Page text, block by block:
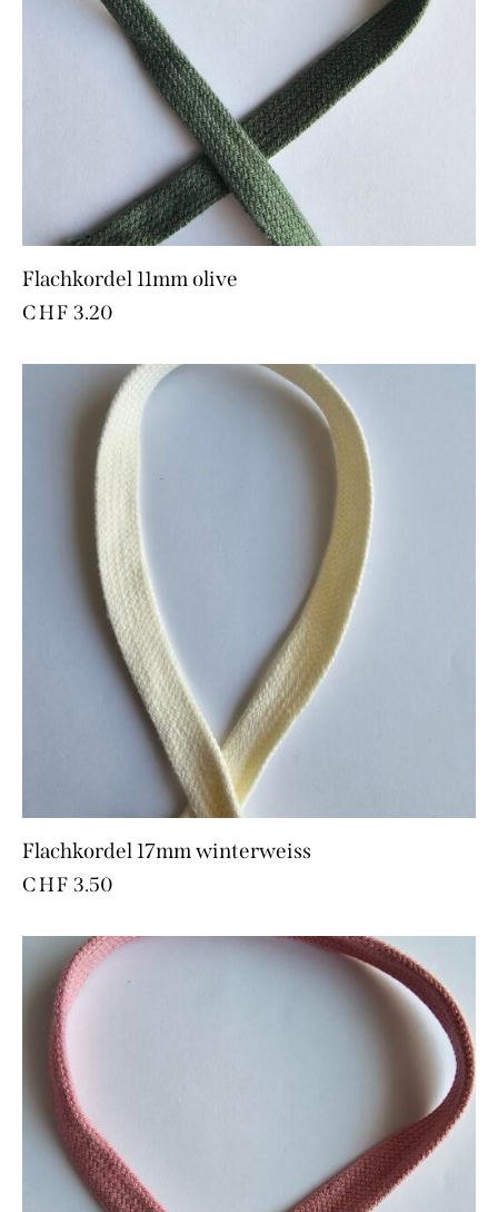
Flachkordel 11mm olive
CHF 3.20
Flachkordel 17mm winterweiss
CHF 3.50